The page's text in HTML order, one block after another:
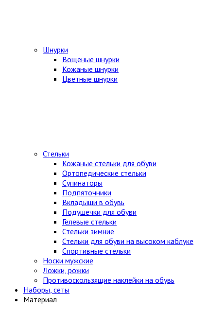
Шнурки
Вощеные шнурки
Кожаные шнурки
Цветные шнурки
Стельки
Кожаные стельки для обуви
Ортопедические стельки
Супинаторы
Подпяточники
Вкладыши в обувь
Подушечки для обуви
Гелевые стельки
Стельки зимние
Стельки для обуви на высоком каблуке
Спортивные стельки
Носки мужские
Ложки, рожки
Противоскользящие наклейки на обувь
Наборы, сеты
Материал